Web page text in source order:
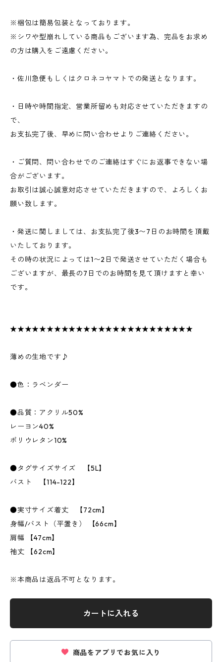
※梱包は簡易包装となっております。
※シワや型崩れしている商品もございます為、完品をお求め
の方は購入をご遠慮ください。
・佐川急便もしくはクロネコヤマトでの発送となります。
・日時や時間指定、営業所留めも対応させていただきますの
で、
お支払完了後、早めに問い合わせよりご連絡ください。
・ご質問、問い合わせでのご連絡はすぐにお返事できない場
合がございます。
お取引は誠心誠意対応させていただきますので、よろしくお
願い致します。
・発送に関しましては、お支払完了後3〜7日のお時間を頂戴
いたしております。
その時の状況によっては1〜2日で発送させていただく場合も
ございますが、最長の7日でのお時間を見て頂けますと幸い
です。
★★★★★★★★★★★★★★★★★★★★★★★★★
薄めの生地です♪
●色：ラベンダー
●品質：アクリル50%
レーヨン40%
ポリウレタン10%
●タグサイズサイズ 【5L】
バスト 【114-122】
●実寸サイズ着丈 【72cm】
身幅/バスト（平置き） 【66cm】
肩幅 【47cm】
袖丈 【62cm】
※本商品は返品不可となります。
カートに入れる
商品をアプリでお気に入り